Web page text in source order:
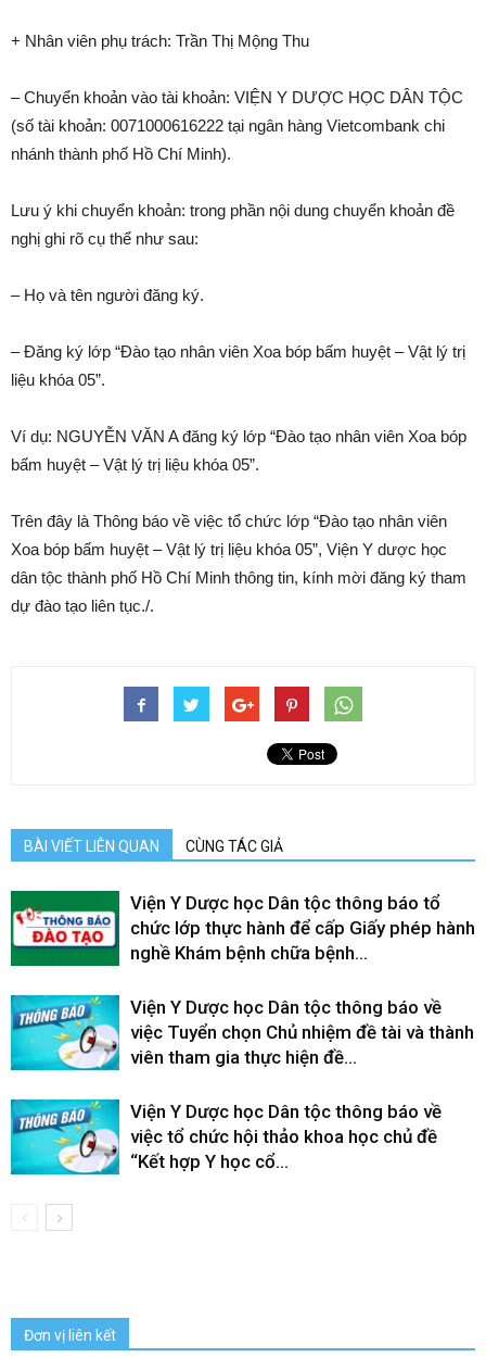
+ Nhân viên phụ trách: Trần Thị Mộng Thu
– Chuyển khoản vào tài khoản: VIỆN Y DƯỢC HỌC DÂN TỘC
(số tài khoản: 0071000616222 tại ngân hàng Vietcombank chi
nhánh thành phố Hồ Chí Minh).
Lưu ý khi chuyển khoản: trong phần nội dung chuyển khoản đề
nghị ghi rõ cụ thể như sau:
– Họ và tên người đăng ký.
– Đăng ký lớp “Đào tạo nhân viên Xoa bóp bấm huyệt – Vật lý trị
liệu khóa 05”.
Ví dụ: NGUYỄN VĂN A đăng ký lớp “Đào tạo nhân viên Xoa bóp
bấm huyệt – Vật lý trị liệu khóa 05”.
Trên đây là Thông báo về việc tổ chức lớp “Đào tạo nhân viên
Xoa bóp bấm huyệt – Vật lý trị liệu khóa 05”, Viện Y dược học
dân tộc thành phố Hồ Chí Minh thông tin, kính mời đăng ký tham
dự đào tạo liên tục./.
BÀI VIẾT LIÊN QUAN CÙNG TÁC GIẢ
Viện Y Dược học Dân tộc thông báo tổ
chức lớp thực hành để cấp Giấy phép hành
nghề Khám bệnh chữa bệnh...
Viện Y Dược học Dân tộc thông báo về
việc Tuyển chọn Chủ nhiệm đề tài và thành
viên tham gia thực hiện đề...
Viện Y Dược học Dân tộc thông báo về
việc tổ chức hội thảo khoa học chủ đề
“Kết hợp Y học cổ...
Đơn vị liên kết